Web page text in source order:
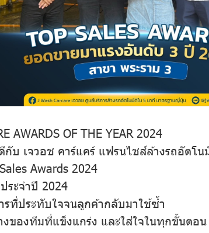
AWARDS OF THE YEAR 2024
บ เจวอช คาร์แคร์ แฟรนไชส์ล้างรถอัตโน
Awards 2024
ระจำปี 2024
ที่ประทับใจจนลูกค้ากลับมาใช้ซ้ำ
ของทีมที่แข็งแกร่ง และใส่ใจในทุกขั้นตอน